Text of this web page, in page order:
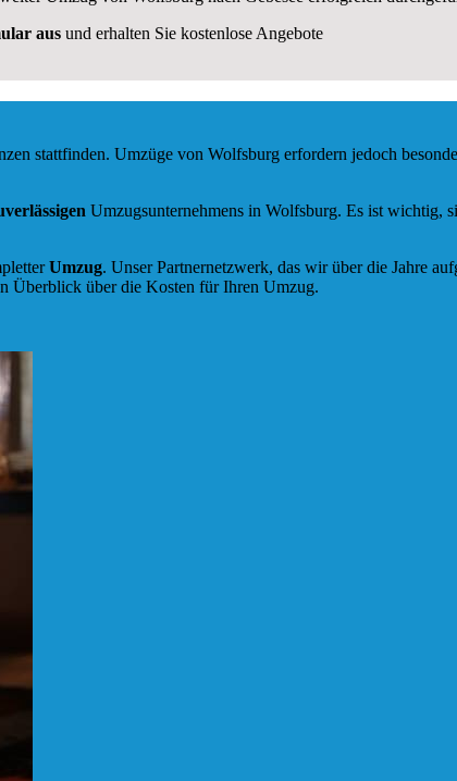
ausund erhalten Sie kostenlose Angebote
stattfinden. Umzüge von Wolfsburg erfordern jedoch
Umzugsunternehmens in Wolfsburg. Es ist wichtig,
Umzug. Unser Partnernetzwerk, das wir über die Jahre
Überblick über die Kosten für Ihren Umzug.